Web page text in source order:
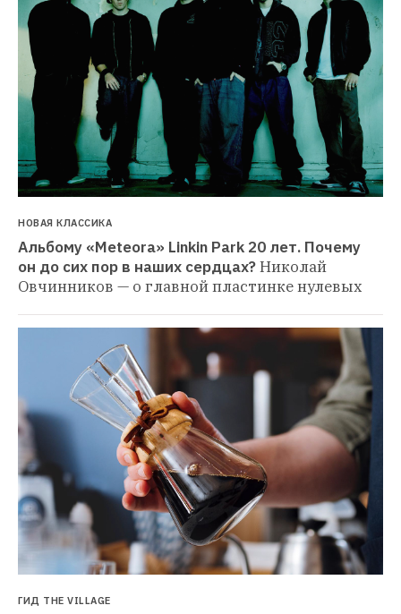
НОВАЯ КЛАССИКА
Альбому «Meteora» Linkin Park 20 лет. Почему
он до сих пор в наших сердцах?Николай
Овчинников — о главной пластинке нулевых
ГИД THE VILLAGE